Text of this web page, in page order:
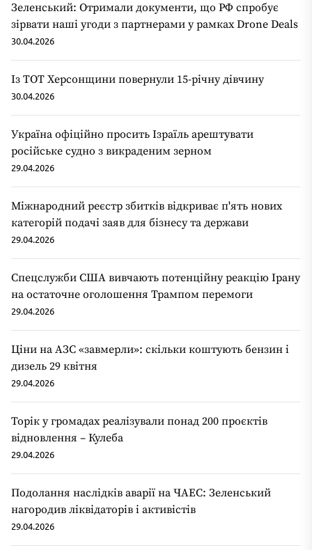
Зеленський: Отримали документи, що РФ спробує
зірвати наші угоди з партнерами у рамках Drone Deals
30.04.2026
Із ТОТ Херсонщини повернули 15-річну дівчину
30.04.2026
Україна офіційно просить Ізраїль арештувати
російське судно з викраденим зерном
29.04.2026
Міжнародний реєстр збитків відкриває п'ять нових
категорій подачі заяв для бізнесу та держави
29.04.2026
Спецслужби США вивчають потенційну реакцію Ірану
на остаточне оголошення Трампом перемоги
29.04.2026
Ціни на АЗС «завмерли»: скільки коштують бензин і
дизель 29 квітня
29.04.2026
Торік у громадах реалізували понад 200 проєктів
відновлення – Кулеба
29.04.2026
Подолання наслідків аварії на ЧАЕС: Зеленський
нагородив ліквідаторів і активістів
29.04.2026